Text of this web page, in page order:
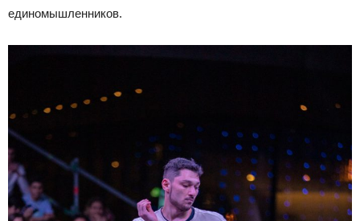
единомышленников.